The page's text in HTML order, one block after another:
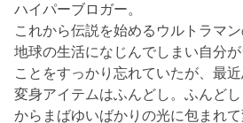
ハイパーブロガー。
これから伝説を始めるウルトラマン
地球の生活になじんでしまい自分
ことをすっかり忘れていたが、最近
変身アイテムはふんどし。ふんど
からまばゆいばかりの光に包まれて